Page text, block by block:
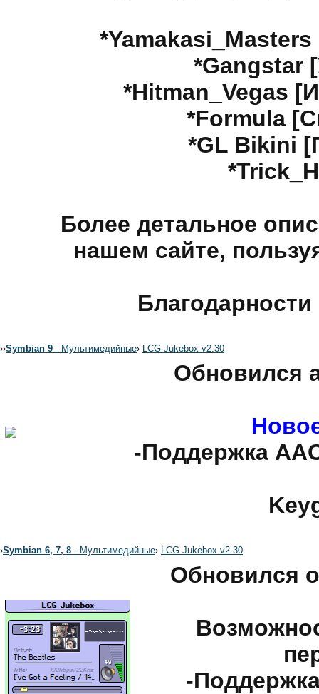
*Gangstar
*Hitman_Vegas
*Formula
*GL Bikini
Более детальное
нашем сайте,
››Symbian 9 - Мультимедийные› LCG Jukebox v2.30
Обновился
-Поддержка
›Symbian 6, 7, 8 - Мультимедийные› LCG Jukebox v2.30
Обновился
-